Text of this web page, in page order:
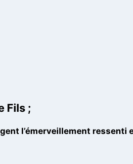
Fils ;
l’émerveillement ressenti